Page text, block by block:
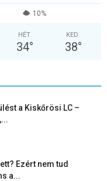
10%
HÉT
34°
KED
38°
a Kiskőrösi LC –
Ezért nem tud
a...